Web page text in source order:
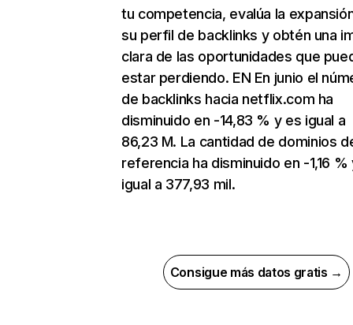
tu competencia, evalúa la
su perfil de backlinks y obtén una
clara de las oportunidades que
estar perdiendo. EN En junio el
de backlinks hacia netflix.com ha
disminuido en -14,83 % y es igual a
86,23 M. La cantidad de dominios
referencia ha disminuido en -1,16 %
igual a 377,93 mil.
Consigue más datos gratis →